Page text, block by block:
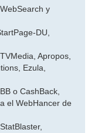
y
DU,
Apropos,
Ezula,
o CashBack,
el WebHancer de